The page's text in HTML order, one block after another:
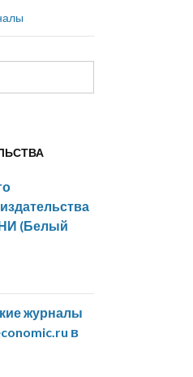
(Белый
журналы
в